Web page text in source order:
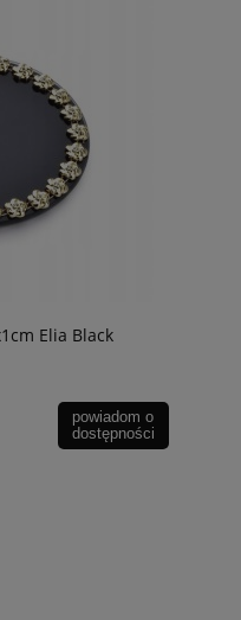
Elia Black
powiadom o
dostępności